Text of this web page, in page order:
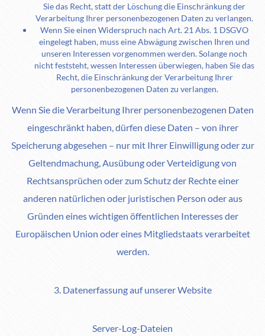
Sie das Recht, statt der Löschung die Einschränkung der
Verarbeitung Ihrer personenbezogenen Daten zu verlangen.
Wenn Sie einen Widerspruch nach Art. 21 Abs. 1 DSGVO
eingelegt haben, muss eine Abwägung zwischen Ihren und
unseren Interessen vorgenommen werden. Solange noch
nicht feststeht, wessen Interessen überwiegen, haben Sie das
Recht, die Einschränkung der Verarbeitung Ihrer
personenbezogenen Daten zu verlangen.
Wenn Sie die Verarbeitung Ihrer personenbezogenen Daten
eingeschränkt haben, dürfen diese Daten – von ihrer
Speicherung abgesehen – nur mit Ihrer Einwilligung oder zur
Geltendmachung, Ausübung oder Verteidigung von
Rechtsansprüchen oder zum Schutz der Rechte einer
anderen natürlichen oder juristischen Person oder aus
Gründen eines wichtigen öffentlichen Interesses der
Europäischen Union oder eines Mitgliedstaats verarbeitet
werden.
3. Datenerfassung auf unserer Website
Server-Log-Dateien